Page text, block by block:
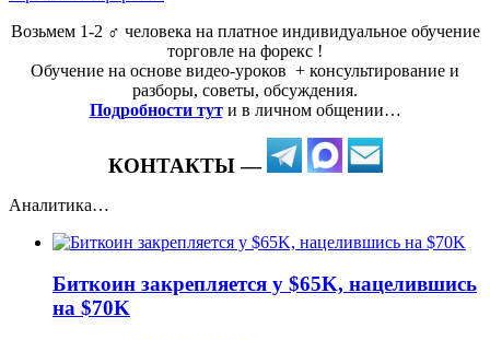
Возьмем 1-2 ‍♂️ человека на платное индивидуальное обучение
торговле на форекс !
Обучение на основе видео-уроков ️ + консультирование и
разборы, советы, обсуждения.
Подробности тут и в личном общении…
КОНТАКТЫ —
Аналитика…
Биткоин закрепляется у $65K, нацелившись
на $70K